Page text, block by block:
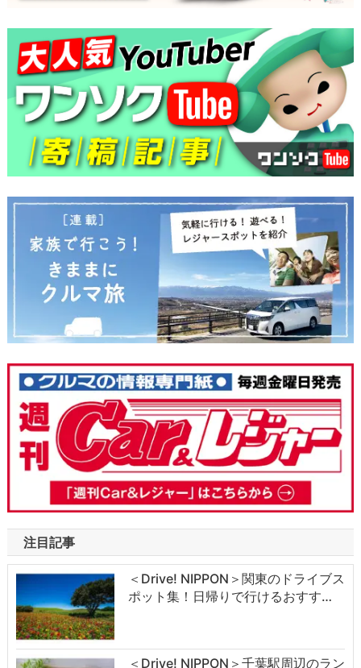
注目記事
＜Drive! NIPPON＞関東のドライブス
ポット集！日帰りで行けるおすす…
＜Drive! NIPPON＞千葉駅周辺のラン